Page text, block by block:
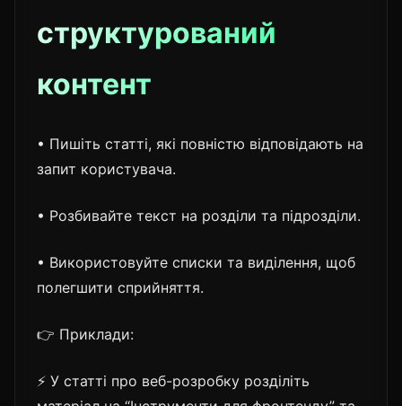
структурований
контент
• Пишіть статті, які повністю відповідають на
запит користувача.
• Розбивайте текст на розділи та підрозділи.
• Використовуйте списки та виділення, щоб
полегшити сприйняття.
👉 Приклади:
⚡ У статті про веб-розробку розділіть